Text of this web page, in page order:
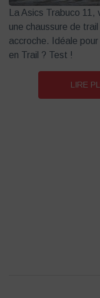
La Asics Trabuco 11,
une chaussure de
accroche. Idéale
en Trail ? Test !
LIRE